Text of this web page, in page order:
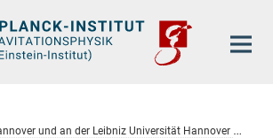
und an der Leibniz Universität Hannover